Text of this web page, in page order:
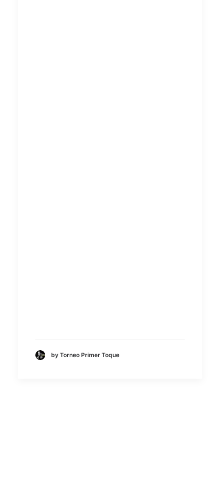
by Torneo Primer Toque